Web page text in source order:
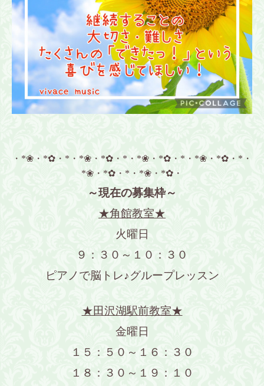
・*❀・*✿・*・*❀・*✿・*・*❀・*✿・*・*❀・*✿・*・
*❀・*✿・*・*❀・*✿・
～現在の募集枠～
★角館教室★
火曜日
９：３０～１０：３０
ピアノで脳トレ♪グループレッスン
★田沢湖駅前教室★
金曜日
１５：５０～１６：３０
１８：３０～１９：１０